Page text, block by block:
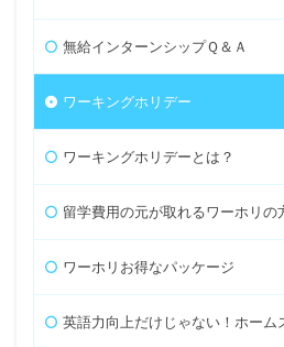
無給インターンシップＱ＆Ａ
ワーキングホリデー
ワーキングホリデーとは？
留学費用の元が取れるワーホリの
ワーホリお得なパッケージ
英語力向上だけじゃない！ホーム